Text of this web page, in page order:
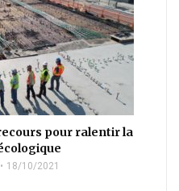
pour ralentir la
18/10/2021